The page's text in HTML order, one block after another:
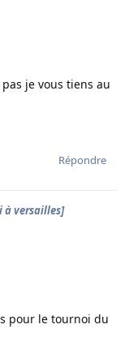
je vous tiens au
Répondre
à versailles]
pour le tournoi du